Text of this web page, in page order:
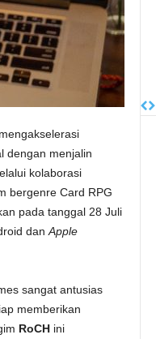
dengan menjalin
kolaborasi
bergenre Card RPG
pada tanggal 28 Juli
dan Apple
sangat antusias
memberikan
RoCHini